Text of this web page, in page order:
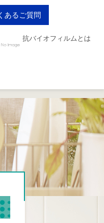
あるご質問
抗バイオフィルムとは